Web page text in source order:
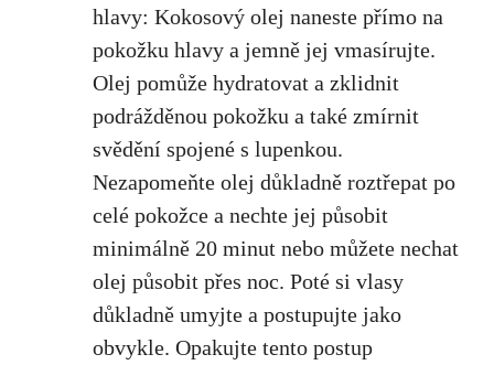
hlavy: Kokosový olej naneste přímo na
pokožku hlavy a jemně jej vmasírujte.
Olej pomůže hydratovat a zklidnit
podrážděnou pokožku a také zmírnit
svědění spojené s lupenkou.
Nezapomeňte olej důkladně roztřepat po
celé pokožce a nechte jej působit
minimálně 20 minut nebo můžete nechat
olej působit přes noc. Poté si vlasy
důkladně umyjte a postupujte jako
obvykle. Opakujte tento postup